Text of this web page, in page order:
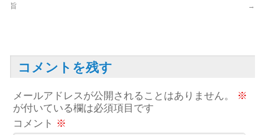
旨
→
コメントを残す
メールアドレスが公開されることはありません。
※
が付いている欄は必須項目です
コメント ※